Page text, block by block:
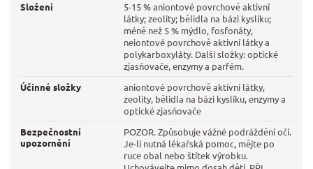
Složení
5-15 % aniontové povrchově aktivní
látky; zeolity; bělidla na bázi kyslíku;
méně než 5 % mýdlo, fosfonáty,
neiontové povrchově aktivní látky a
polykarboxyláty. Další složky: optické
zjasňovače, enzymy a parfém.
Účinné složky
aniontové povrchově aktivní látky,
zeolity, bělidla na bázi kyslíku, enzymy a
optické zjasňovače
Bezpečnostní
upozornění
POZOR. Způsobuje vážné podráždění očí.
Je-li nutná lékařská pomoc, mějte po
ruce obal nebo štítek výrobku.